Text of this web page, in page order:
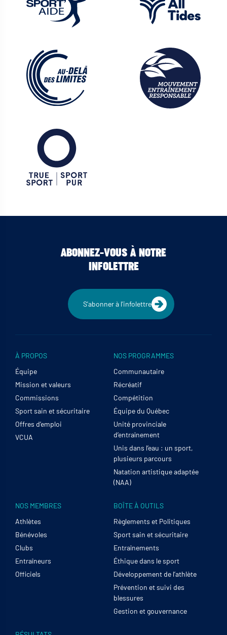
ABONNEZ-VOUS À NOTRE
INFOLETTRE
S'abonner à l'infolettre
À PROPOS
Équipe
Mission et valeurs
Commissions
Sport sain et sécuritaire
Offres d’emploi
VCUA
NOS PROGRAMMES
Communautaire
Récréatif
Compétition
Équipe du Québec
Unité provinciale
d’entraînement
Unis dans l’eau : un sport,
plusieurs parcours
Natation artistique adaptée
(NAA)
NOS MEMBRES
Athlètes
Bénévoles
Clubs
Entraîneurs
Officiels
BOÎTE À OUTILS
Règlements et Politiques
Sport sain et sécuritaire
Entraînements
Éthique dans le sport
Développement de l’athlète
Prévention et suivi des
blessures
Gestion et gouvernance